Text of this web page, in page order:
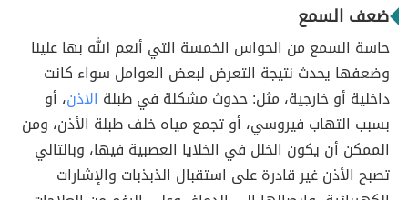
ضعف السمع
حاسة السمع من الحواس الخمسة التي أنعم الله بها علينا
وضعفها يحدث نتيجة التعرض لبعض العوامل سواء كانت
داخلية أو خارجية، مثل: حدوث مشكلة في طبلة الاذن، أو
بسبب التهاب فيروسي، أو تجمع مياه خلف طبلة الأذن، ومن
الممكن أن يكون الخلل في الخلايا العصبية فيها، وبالتالي
تصبح الأذن غير قادرة على استقبال الذبذبات والإشارات